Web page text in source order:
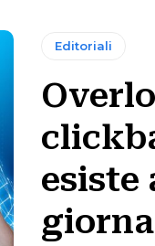
Editoriali
esiste